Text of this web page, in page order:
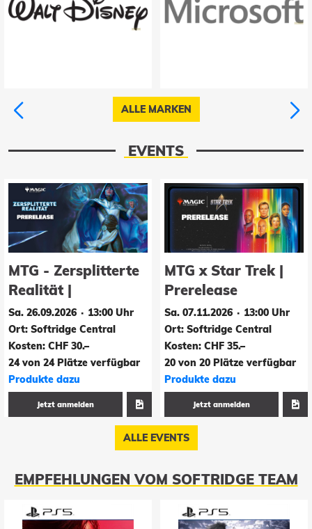
ALLE MARKEN
EVENTS
MTG - Zersplitterte
Realität |
Prerelease
Sa. 26.09.2026 ∙ 13:00 Uhr
Ort: Softridge Central
Kosten: CHF 30.–
24 von 24 Plätze verfügbar
Produkte dazu
Jetzt anmelden
MTG x Star Trek |
Prerelease
Sa. 07.11.2026 ∙ 13:00 Uhr
Ort: Softridge Central
Kosten: CHF 35.–
20 von 20 Plätze verfügbar
Produkte dazu
Jetzt anmelden
ALLE EVENTS
EMPFEHLUNGEN VOM SOFTRIDGE TEAM
Bonus